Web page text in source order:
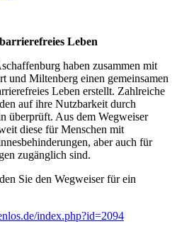
Leben
haben zusammen mit
und Miltenberg einen gemeinsamen
Leben erstellt. Zahlreiche
auf ihre Nutzbarkeit durch
überprüft. Aus dem Wegweiser
diese für Menschen mit
aber auch für
zugänglich sind.
Sie den Wegweiser für ein
index.php?id=2094